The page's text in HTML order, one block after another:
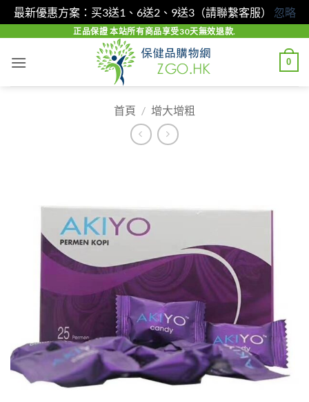
最新優惠方案：买3送1、6送2、9送3（請聯繫客服） 忽略
content
正品保證 本站所有商品享受30天無效退款.
0
首頁 / 增大增粗